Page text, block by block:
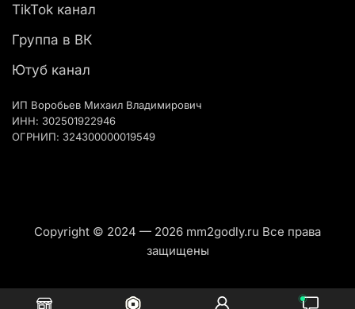
TikTok канал
Группа в ВК
Ютуб канал
ИП Воробьев Михаил Владимирович
ИНН: 302501922946
ОГРНИП: 324300000019549
Copyright © 2024 — 2026 mm2godly.ru Все права
защищены